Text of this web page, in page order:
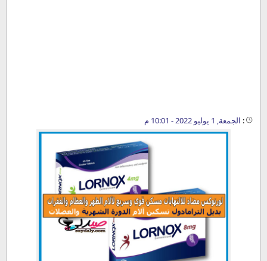
: الجمعة, 1 يوليو 2022 - 10:01 م